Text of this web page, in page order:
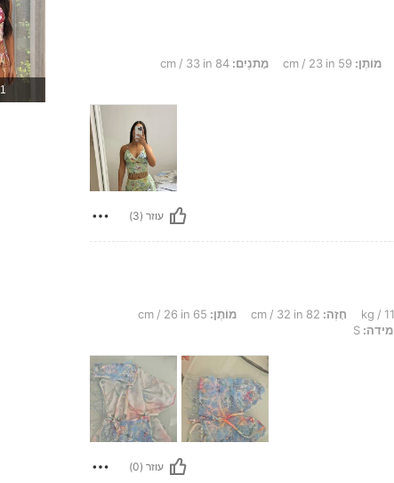
מוֹתֶן: מָתנַיִם:
עוזר (3)
חָזֶה: מוֹתֶן:
מידה:
עוזר (0)
1 פריטים